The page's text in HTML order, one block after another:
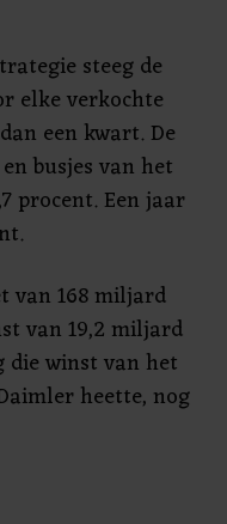
steeg de
elke verkochte
een kwart. De
busjes van het
procent. Een jaar
van 168 miljard
van 19,2 miljard
die winst van het
heette, nog